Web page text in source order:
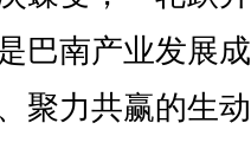
巴南产业发展
聚力共赢的生